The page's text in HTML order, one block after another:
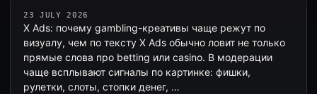
23 JULY 2026
X Ads: почему gambling-креативы чаще режут по
визуалу, чем по тексту X Ads обычно ловит не только
прямые слова про betting или casino. В модерации
чаще всплывают сигналы по картинке: фишки,
рулетки, слоты, стопки денег, …